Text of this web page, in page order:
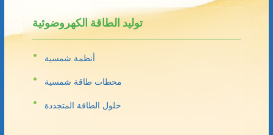
توليد الطاقة الكهروضوئية
أنظمة شمسية
محطات طاقة شمسية
حلول الطاقة المتجددة